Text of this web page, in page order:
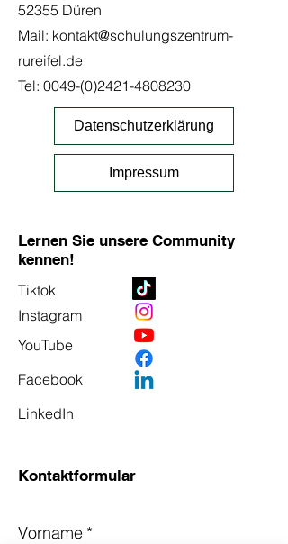
52355 Düren
Mail: kontakt@schulungszentrum-
rureifel.de
Tel: 0049-(0)2421-4808230
Datenschutzerklärung
Impressum
Lernen Sie unsere Community
kennen!
Tiktok
Instagram
YouTube
Facebook
LinkedIn
Kontaktformular
Vorname *